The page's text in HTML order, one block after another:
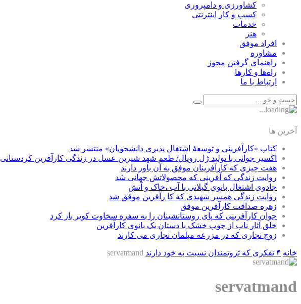
كشاورزی و دامپروری
كسب و كار اينترنتی
خدمات
هنر
افراد موفق
مشاوره
راهنمای گرفتن مجوز
راه‌ها و كارها
ارتباط با ما
آخرین ها
کتاب «کارآفرینی و توسعۀ اشتغال پذیری دانشجویان» منتشر شد
اکسیر جوانی با تولید ژل رویال/ طعم شهد شیرین عسل‌ در زندگی کارآفرین کردستانی
هفت چیزی که کارآفرینان موفق به آن باور دارند
روایت زندگی که آفرینی که محصولاتش جهانی شد
جادوی اشتغال بانوی گیلانی با آب ،خاک و آتش
روایت زندگی همسر شهیدی که کا رآفرین موفق شد
زهره صداقت کارآفرین موفق
جوان کارآفرینی که پای روستانشینان را به سفره سخاوت کویر باز کرد
خلق آثار ناب از چوب خشک با دستان یک بانوی کارآفرین
زوج نجاری که در مزرعه مبلمان نجاری می کارند
خانه ۴ تفکری که ثروتمندان نسبت به خود دارند servatmand
servatmand